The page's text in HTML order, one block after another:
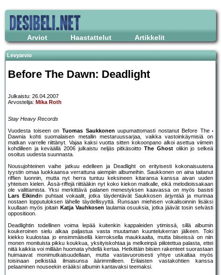
Arviot Haastattelut Artikkelit
Levyarvio
Before The Dawn: Deadlight
Julkaistu: 26.04.2007
Arvostelija: Mika Roth
Stay Heavy Records
Vuodesta toiseen on Tuomas Saukkonen uupumattomasti nostanut Before The
Dawnia kohti suomalaisen metallin mestaruussarjaa, vaikka vastoinkäymisiä on
matkan varrelle riittänyt. Vajaa kaksi vuotta sitten kokoonpano alkoi asettua viimein
kohdilleen ja keväällä 2006 julkaistu neljäs pitkäsoittoThe Ghostolikin jo selkeä
osoitus uudesta suunnasta.
Nousujohteinen vaihe jatkuu edelleen ja Deadlight on erityisesti kokonaisuutena
tyystin omaa luokkaansa verrattuna aiempiin albumeihin. Saukkonen on aina taitanut
riffien luonnin, mutta nyt herra tuntuu keksineen kitaransa kanssa aivan uuden
yhteisen kielen. Ässä-riffejä riittääkin nyt koko kiekon matkalle, eikä melodioissakaan
ole valittamista. Yksi merkittävä palanen menestyksen kaavassa on myös basisti
Lars Eikindin puhtaat vokaalit, jotka täydentävät Saukkosen ärjyntää ja murinaa
nostaen lopputuloksen lähelle täydellisyyttä. Runsaan miehisen vokalisoinnin lisäksi
kuullaan myös joitain Katja Vauhkosen laulamia osuuksia, jotka jäävät tosin selvästi
oppositioon.
Deadlightin todellinen voima lepää kuitenkin kappaleiden ytimissä, sillä albumin
koukeroinen sielu alkaa paljastua vasta muutaman kuuntelukerran jälkeen. Toki
kiekko kuulostaa jo ensimmäisellä kierroksella maukkaalta, mutta biiseissä on niin
monen monituista pikku koukkua, yksityiskohtaa ja melkeinpä piilotettua palasta, ettei
niitä kaikkia voi millään huomata yhdellä kertaa. Hetkittäin biisien rakenteet suorastaan
huimaavat monimutkaisuudellaan, mutta vastavuoroisesti yhtye uskaltaa myös
toisinaan pelkistää ilmaisunsa äärimmilleen. Erilaisten vastakohtien kanssa
pelaaminen nouseekin erääksi albumin kantavaksi teemaksi.